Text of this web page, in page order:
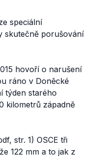
speciální
skutečně porušování
hovoří o narušení
ráno v Doněcké
týden starého
kilometrů západně
str. 1) OSCE tři
122 mm a to jak z